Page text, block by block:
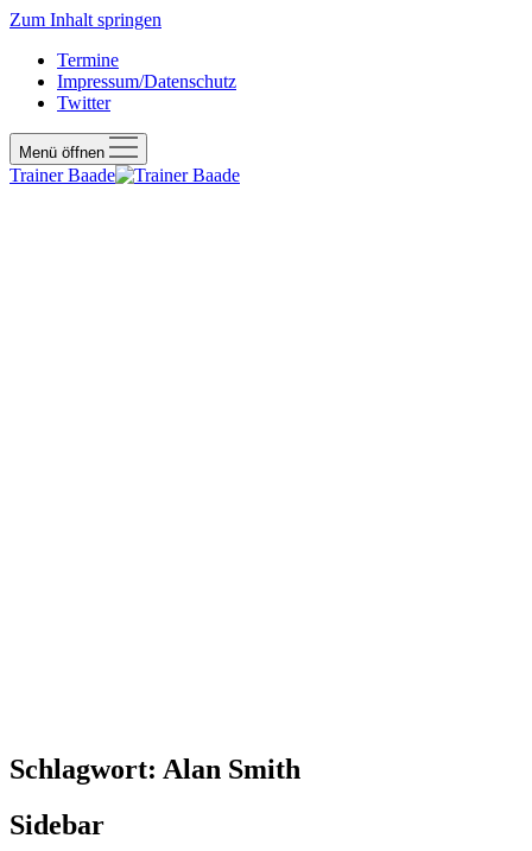
Zum Inhalt springen
Termine
Impressum/Datenschutz
Twitter
Menü öffnen
Trainer Baade
Schlagwort: Alan Smith
Sidebar